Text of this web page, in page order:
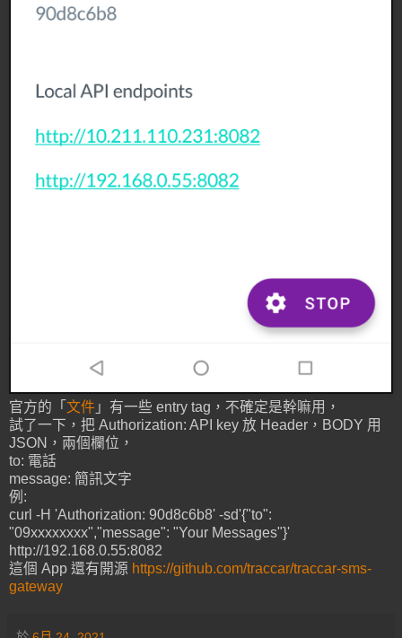
官方的「 文件 」有一些 entry tag，不確定是幹嘛用，
試了一下，把 Authorization: API key 放 Header，BODY 用
JSON，兩個欄位，
to: 電話
message: 簡訊文字
例:
curl -H 'Authorization: 90d8c6b8' -sd'{"to":
"09xxxxxxxx","message": "Your Messages"}'
http://192.168.0.55:8082
這個 App 還有開源 https://github.com/traccar/traccar-sms-
gateway